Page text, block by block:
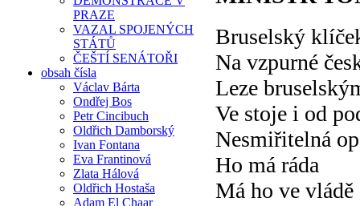
PRAZE
VAZAL SPOJENÝCH
STÁTŮ
ČEŠTÍ SENÁTOŘI
obsah čísla
Václav Bárta
Ondřej Bos
Petr Cincibuch
Oldřich Damborský
Ivan Fontana
Eva Frantinová
Zlata Hálová
Oldřich Hostaša
Adam El Chaar
Bruselský
Na vzpurné
Leze
Ve stoje i od
Nesmiřitelná
Ho má ráda
Má ho ve vládě